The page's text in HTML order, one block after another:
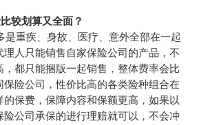
较划算又全面？
重疾、身故、医疗、意外全部在一起
理人只能销售自家保险公司的产品，不
都只能捆版一起销售，整体费率会比
险公司，性价比高的各类险种组合在
保费，保障内容和保额更高，如果以
险公司承保的进行理赔就可以，不会冲